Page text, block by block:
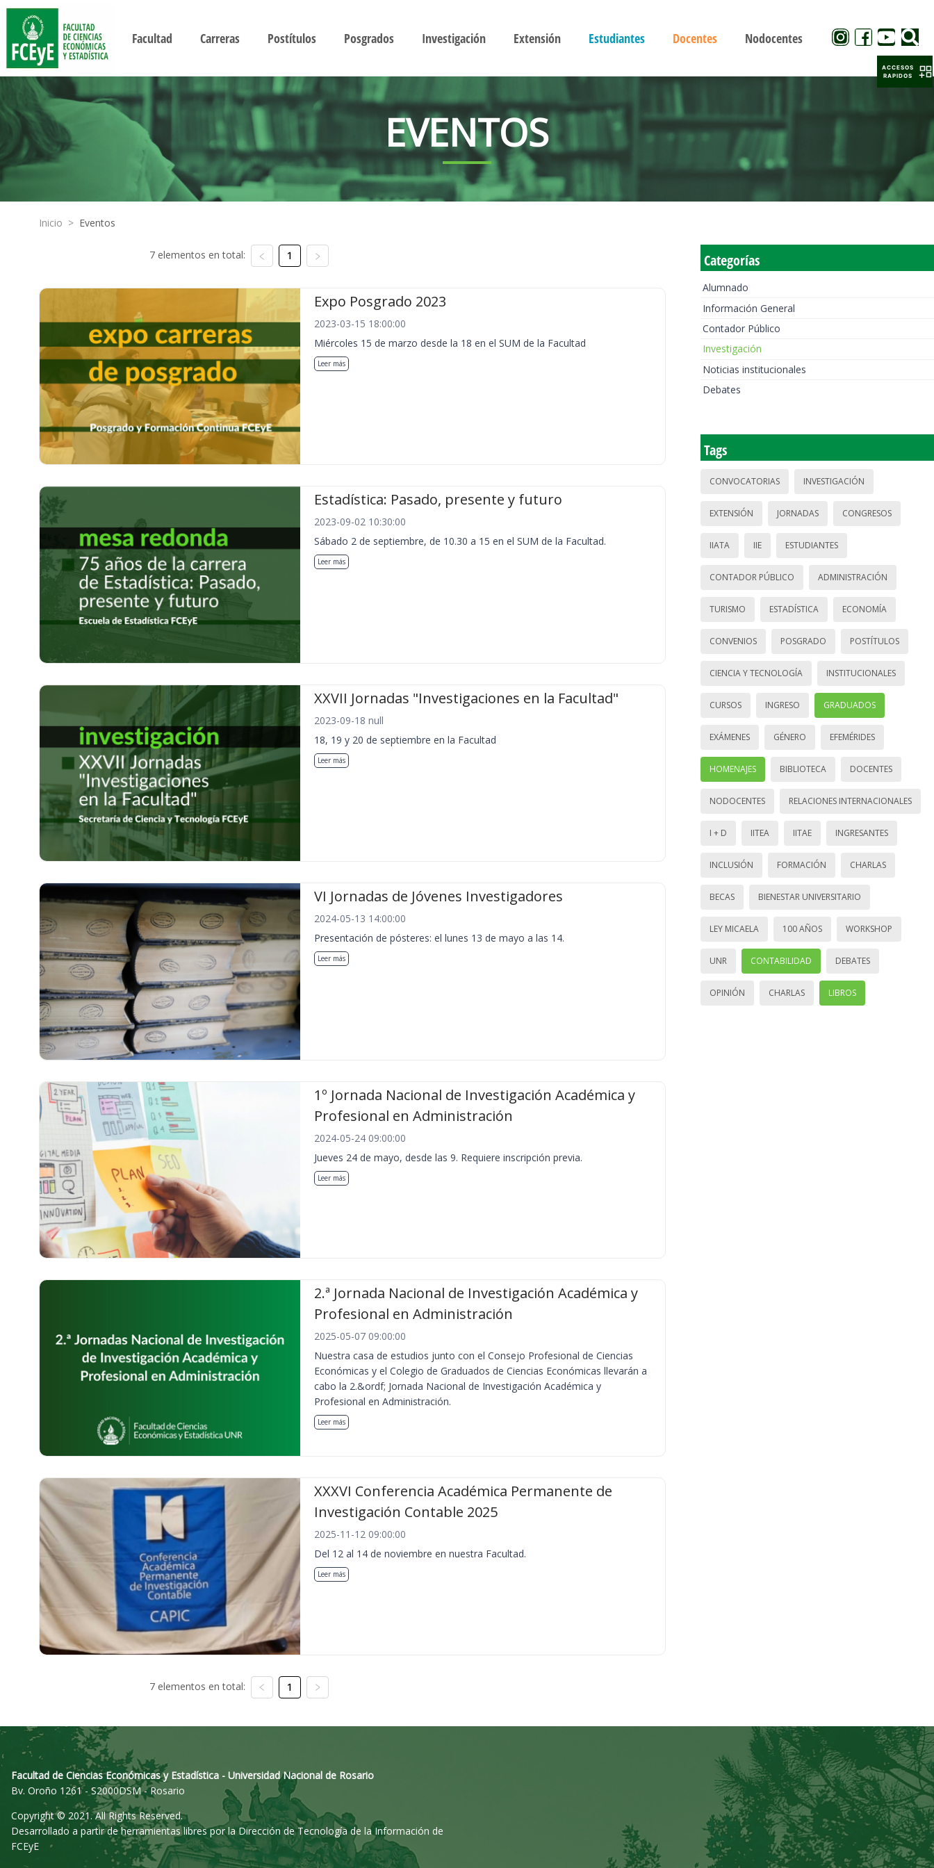
Facultad Carreras Postítulos Posgrados Investigación Extensión Estudiantes Docentes Nodocentes
EVENTOS
Inicio > Eventos
7 elementos en total: 1
Expo Posgrado 2023
2023-03-15 18:00:00
Miércoles 15 de marzo desde la 18 en el SUM de la Facultad
Leer más
Estadística: Pasado, presente y futuro
2023-09-02 10:30:00
Sábado 2 de septiembre, de 10.30 a 15 en el SUM de la Facultad.
Leer más
XXVII Jornadas "Investigaciones en la Facultad"
2023-09-18 null
18, 19 y 20 de septiembre en la Facultad
Leer más
VI Jornadas de Jóvenes Investigadores
2024-05-13 14:00:00
Presentación de pósteres: el lunes 13 de mayo a las 14.
Leer más
1º Jornada Nacional de Investigación Académica y
Profesional en Administración
2024-05-24 09:00:00
Jueves 24 de mayo, desde las 9. Requiere inscripción previa.
Leer más
2.ª Jornada Nacional de Investigación Académica y
Profesional en Administración
2025-05-07 09:00:00
Nuestra casa de estudios junto con el Consejo Profesional de Ciencias
Económicas y el Colegio de Graduados de Ciencias Económicas llevarán a
cabo la 2.&ordf; Jornada Nacional de Investigación Académica y
Profesional en Administración.
Leer más
XXXVI Conferencia Académica Permanente de
Investigación Contable 2025
2025-11-12 09:00:00
Del 12 al 14 de noviembre en nuestra Facultad.
Leer más
7 elementos en total: 1
Categorías
Alumnado
Información General
Contador Público
Investigación
Noticias institucionales
Debates
Tags
CONVOCATORIAS INVESTIGACIÓN
EXTENSIÓN JORNADAS CONGRESOS
IIATA IIE ESTUDIANTES
CONTADOR PÚBLICO ADMINISTRACIÓN
TURISMO ESTADÍSTICA ECONOMÍA
CONVENIOS POSGRADO POSTÍTULOS
CIENCIA Y TECNOLOGÍA INSTITUCIONALES
CURSOS INGRESO GRADUADOS
EXÁMENES GÉNERO EFEMÉRIDES
HOMENAJES BIBLIOTECA DOCENTES
NODOCENTES RELACIONES INTERNACIONALES
I + D IITEA IITAE INGRESANTES
INCLUSIÓN FORMACIÓN CHARLAS
BECAS BIENESTAR UNIVERSITARIO
LEY MICAELA 100 AÑOS WORKSHOP
UNR CONTABILIDAD DEBATES
OPINIÓN CHARLAS LIBROS
Facultad de Ciencias Económicas y Estadística - Universidad Nacional de Rosario
Bv. Oroño 1261 - S2000DSM - Rosario
Copyright © 2021. All Rights Reserved.
Desarrollado a partir de herramientas libres por la Dirección de Tecnología de la Información de
FCEyE
ACCESOS
RAPIDOS